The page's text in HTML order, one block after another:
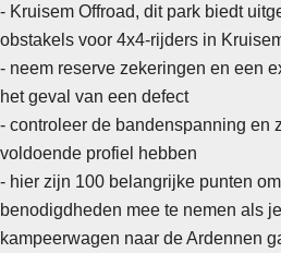
- Kruisem Offroad, dit park biedt
obstakels voor 4x4-rijders in
- neem reserve zekeringen en een
het geval van een defect
- controleer de bandenspanning en
voldoende profiel hebben
- hier zijn 100 belangrijke punten
benodigdheden mee te nemen als
kampeerwagen naar de Ardennen